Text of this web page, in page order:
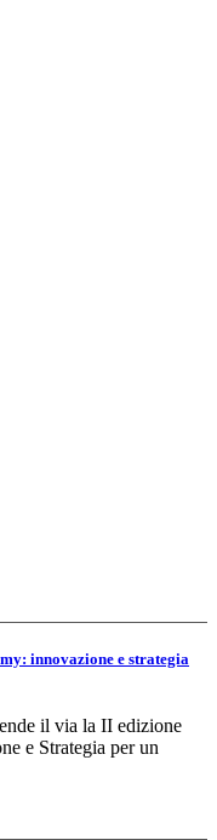
innovazione e strategia
il via la II edizione
e Strategia per un